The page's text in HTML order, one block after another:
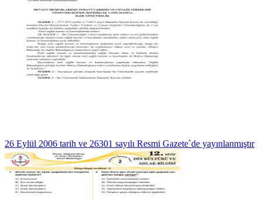
26 Eylül 2006 tarih ve 26301 sayılı Resmi Gazete`de yayınlanmıştır